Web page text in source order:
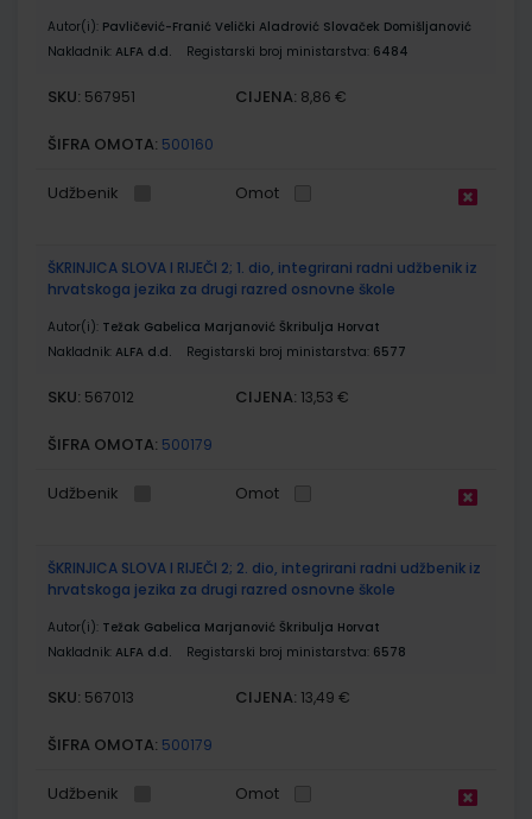
Autor(i): Pavličević-Franić Velički Aladrović Slovaček Domišljanović
Nakladnik: ALFA d.d. Registarski broj ministarstva: 6484
SKU: 567951 CIJENA: 8,86 €
ŠIFRA OMOTA: 500160
Udžbenik Omot
ŠKRINJICA SLOVA I RIJEČI 2; 1. dio, integrirani radni udžbenik iz
hrvatskoga jezika za drugi razred osnovne škole
Autor(i): Težak Gabelica Marjanović Škribulja Horvat
Nakladnik: ALFA d.d. Registarski broj ministarstva: 6577
SKU: 567012 CIJENA: 13,53 €
ŠIFRA OMOTA: 500179
Udžbenik Omot
ŠKRINJICA SLOVA I RIJEČI 2; 2. dio, integrirani radni udžbenik iz
hrvatskoga jezika za drugi razred osnovne škole
Autor(i): Težak Gabelica Marjanović Škribulja Horvat
Nakladnik: ALFA d.d. Registarski broj ministarstva: 6578
SKU: 567013 CIJENA: 13,49 €
ŠIFRA OMOTA: 500179
Udžbenik Omot